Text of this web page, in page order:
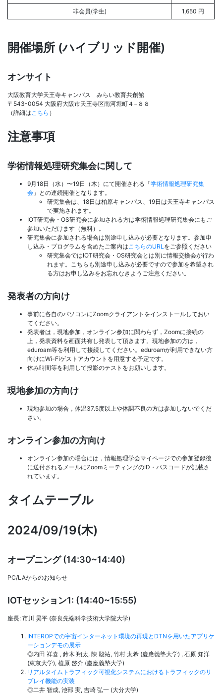
非会員(学生) 1,650 円
開催場所 (ハイブリッド開催)
オンサイト
大阪教育大学天王寺キャンパス みらい教育共創館
〒543-0054 大阪府大阪市天王寺区南河堀町４−８８
（詳細は こちら ）
注意事項
学術情報処理研究集会に関して
9月18日（水）〜19日（木）にて開催される「学術情報処理研究集
会 」との連続開催となります。
研究集会は、18日は柏原キャンパス、19日は天王寺キャンパス
で実施されます。
IOT研究会・OS研究会に参加される方は学術情報処理研究集会にもご
参加いただけます（無料）。
研究集会に参加される場合は別途申し込みが必要となります。参加申
し込み・プログラムを含めたご案内はこちらのURLをご参照ください
研究集会ではIOT研究会・OS研究会とは別に情報交換会が行わ
れます。こちらも別途申し込みが必要ですので参加を希望され
る方はお申し込みをお忘れなきようご注意ください。
発表者の方向け
事前に各自のパソコンにZoomクライアントをインストールしておい
てください。
発表者は，現地参加，オンライン参加に関わらず，Zoomに接続の
上，発表資料を画面共有し発表して頂きます。現地参加の方は，
eduroam等を利用して接続してください。eduroamが利用できない方
向けにWi-Fiゲストアカウントを用意する予定です。
休み時間等を利用して投影のテストをお願いします。
現地参加の方向け
現地参加の場合，体温37.5度以上や体調不良の方は参加しないでくだ
さい。
オンライン参加の方向け
オンライン参加の場合には，情報処理学会マイページでの参加登録後
に送付されるメールにZoomミーティングのID・パスコードが記載さ
れています。
タイムテーブル
2024/09/19(木)
オープニング (14:30~14:40)
PC/LAからのお知らせ
IOTセッション1: (14:40~15:55)
座長: 市川 昊平 (奈良先端科学技術大学院大学)
INTEROPでの宇宙インターネット環境の再現とDTNを用いたアプリケ
ーションデモの展示
◎内田 祥喜 , 鈴木 翔太, 陳 毅祐, 竹村 太希 (慶應義塾大学) , 石原 知洋
(東京大学), 植原 啓介 (慶應義塾大学)
リアルタイムトラフィック可視化システムにおけるトラフィックのリ
プレイ機能の実装
◎二井 智成, 池部 実, 吉崎 弘一 (大分大学)